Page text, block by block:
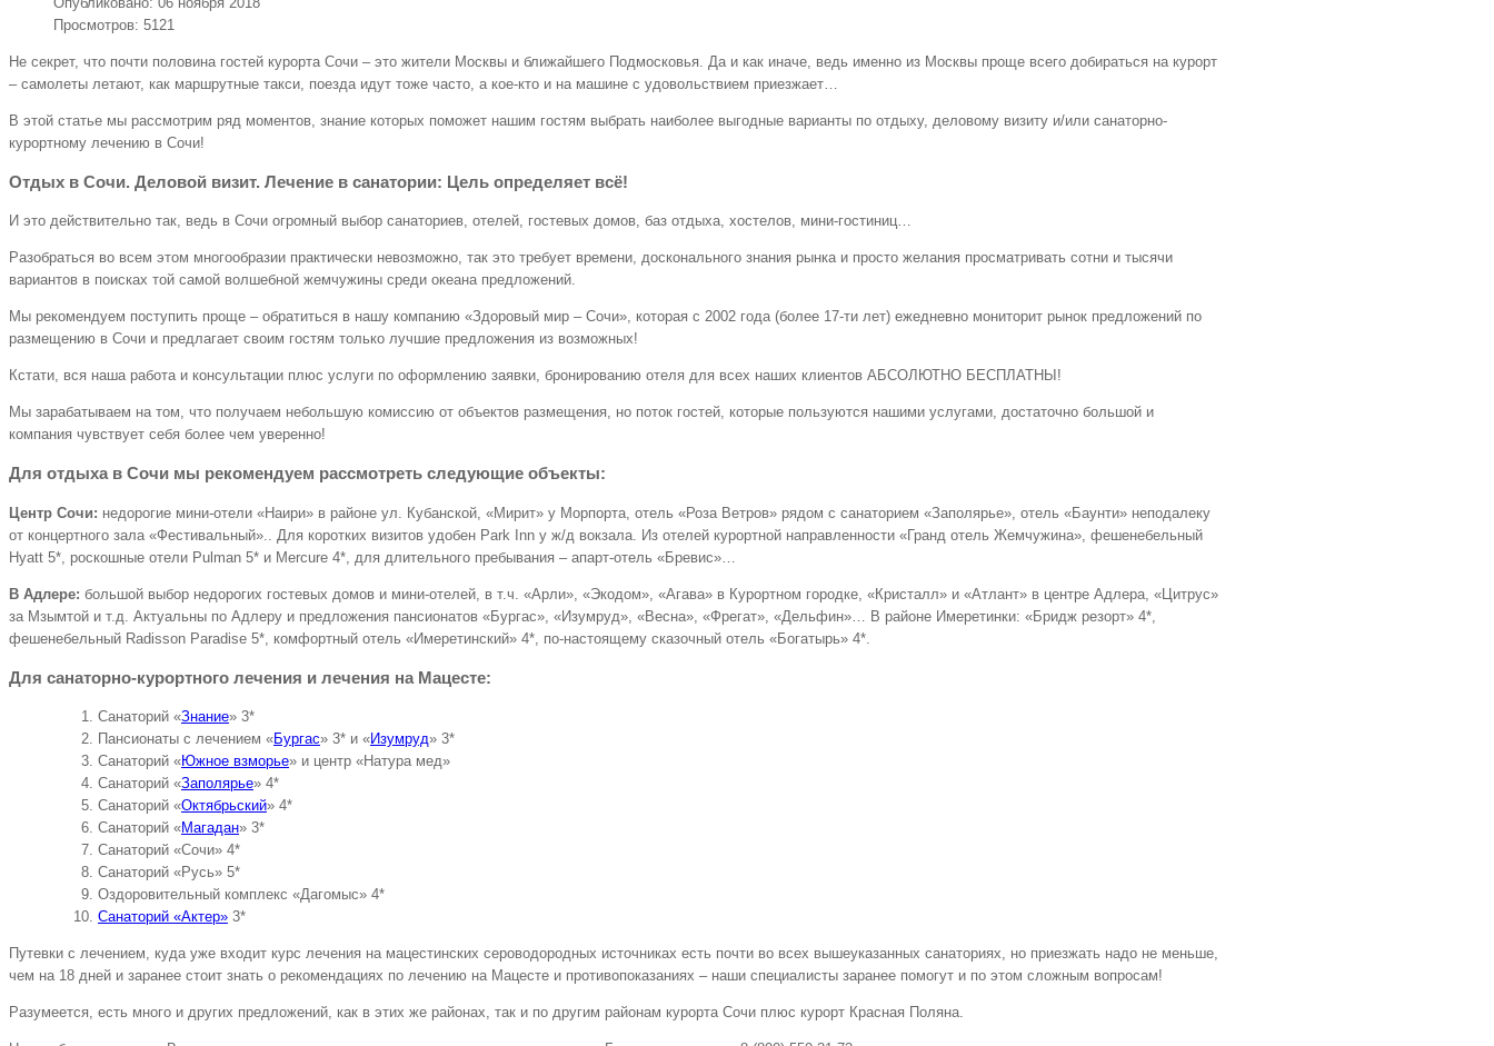
Просмотров: 5121
Не секрет, что почти половина гостей курорта Сочи – это жители Москвы и ближайшего Подмосковья. Да и как иначе, ведь именно из Москвы проще всего добираться на курорт
– самолеты летают, как маршрутные такси, поезда идут тоже часто, а кое-кто и на машине с удовольствием приезжает…
В этой статье мы рассмотрим ряд моментов, знание которых поможет нашим гостям выбрать наиболее выгодные варианты по отдыху, деловому визиту и/или санаторно-
курортному лечению в Сочи!
Отдых в Сочи. Деловой визит. Лечение в санатории: Цель определяет всё!
И это действительно так, ведь в Сочи огромный выбор санаториев, отелей, гостевых домов, баз отдыха, хостелов, мини-гостиниц…
Разобраться во всем этом многообразии практически невозможно, так это требует времени, досконального знания рынка и просто желания просматривать сотни и тысячи
вариантов в поисках той самой волшебной жемчужины среди океана предложений.
Мы рекомендуем поступить проще – обратиться в нашу компанию «Здоровый мир – Сочи», которая с 2002 года (более 17-ти лет) ежедневно мониторит рынок предложений по
размещению в Сочи и предлагает своим гостям только лучшие предложения из возможных!
Кстати, вся наша работа и консультации плюс услуги по оформлению заявки, бронированию отеля для всех наших клиентов АБСОЛЮТНО БЕСПЛАТНЫ!
Мы зарабатываем на том, что получаем небольшую комиссию от объектов размещения, но поток гостей, которые пользуются нашими услугами, достаточно большой и
компания чувствует себя более чем уверенно!
Для отдыха в Сочи мы рекомендуем рассмотреть следующие объекты:
Центр Сочи: недорогие мини-отели «Наири» в районе ул. Кубанской, «Мирит» у Морпорта, отель «Роза Ветров» рядом с санаторием «Заполярье», отель «Баунти» неподалеку
от концертного зала «Фестивальный».. Для коротких визитов удобен Park Inn у ж/д вокзала. Из отелей курортной направленности «Гранд отель Жемчужина», фешенебельный
Hyatt 5*, роскошные отели Pulman 5* и Mercure 4*, для длительного пребывания – апарт-отель «Бревис»…
В Адлере: большой выбор недорогих гостевых домов и мини-отелей, в т.ч. «Арли», «Экодом», «Агава» в Курортном городке, «Кристалл» и «Атлант» в центре Адлера, «Цитрус»
за Мзымтой и т.д. Актуальны по Адлеру и предложения пансионатов «Бургас», «Изумруд», «Весна», «Фрегат», «Дельфин»… В районе Имеретинки: «Бридж резорт» 4*,
фешенебельный Radisson Paradise 5*, комфортный отель «Имеретинский» 4*, по-настоящему сказочный отель «Богатырь» 4*.
Для санаторно-курортного лечения и лечения на Мацесте:
Санаторий «Знание» 3*
Пансионаты с лечением «Бургас» 3* и «Изумруд» 3*
Санаторий «Южное взморье» и центр «Натура мед»
Санаторий «Заполярье» 4*
Санаторий «Октябрьский» 4*
Санаторий «Магадан» 3*
Санаторий «Сочи» 4*
Санаторий «Русь» 5*
Оздоровительный комплекс «Дагомыс» 4*
Санаторий «Актер» 3*
Путевки с лечением, куда уже входит курс лечения на мацестинских сероводородных источниках есть почти во всех вышеуказанных санаториях, но приезжать надо не меньше,
чем на 18 дней и заранее стоит знать о рекомендациях по лечению на Мацесте и противопоказаниях – наши специалисты заранее помогут и по этом сложным вопросам!
Разумеется, есть много и других предложений, как в этих же районах, так и по другим районам курорта Сочи плюс курорт Красная Поляна.